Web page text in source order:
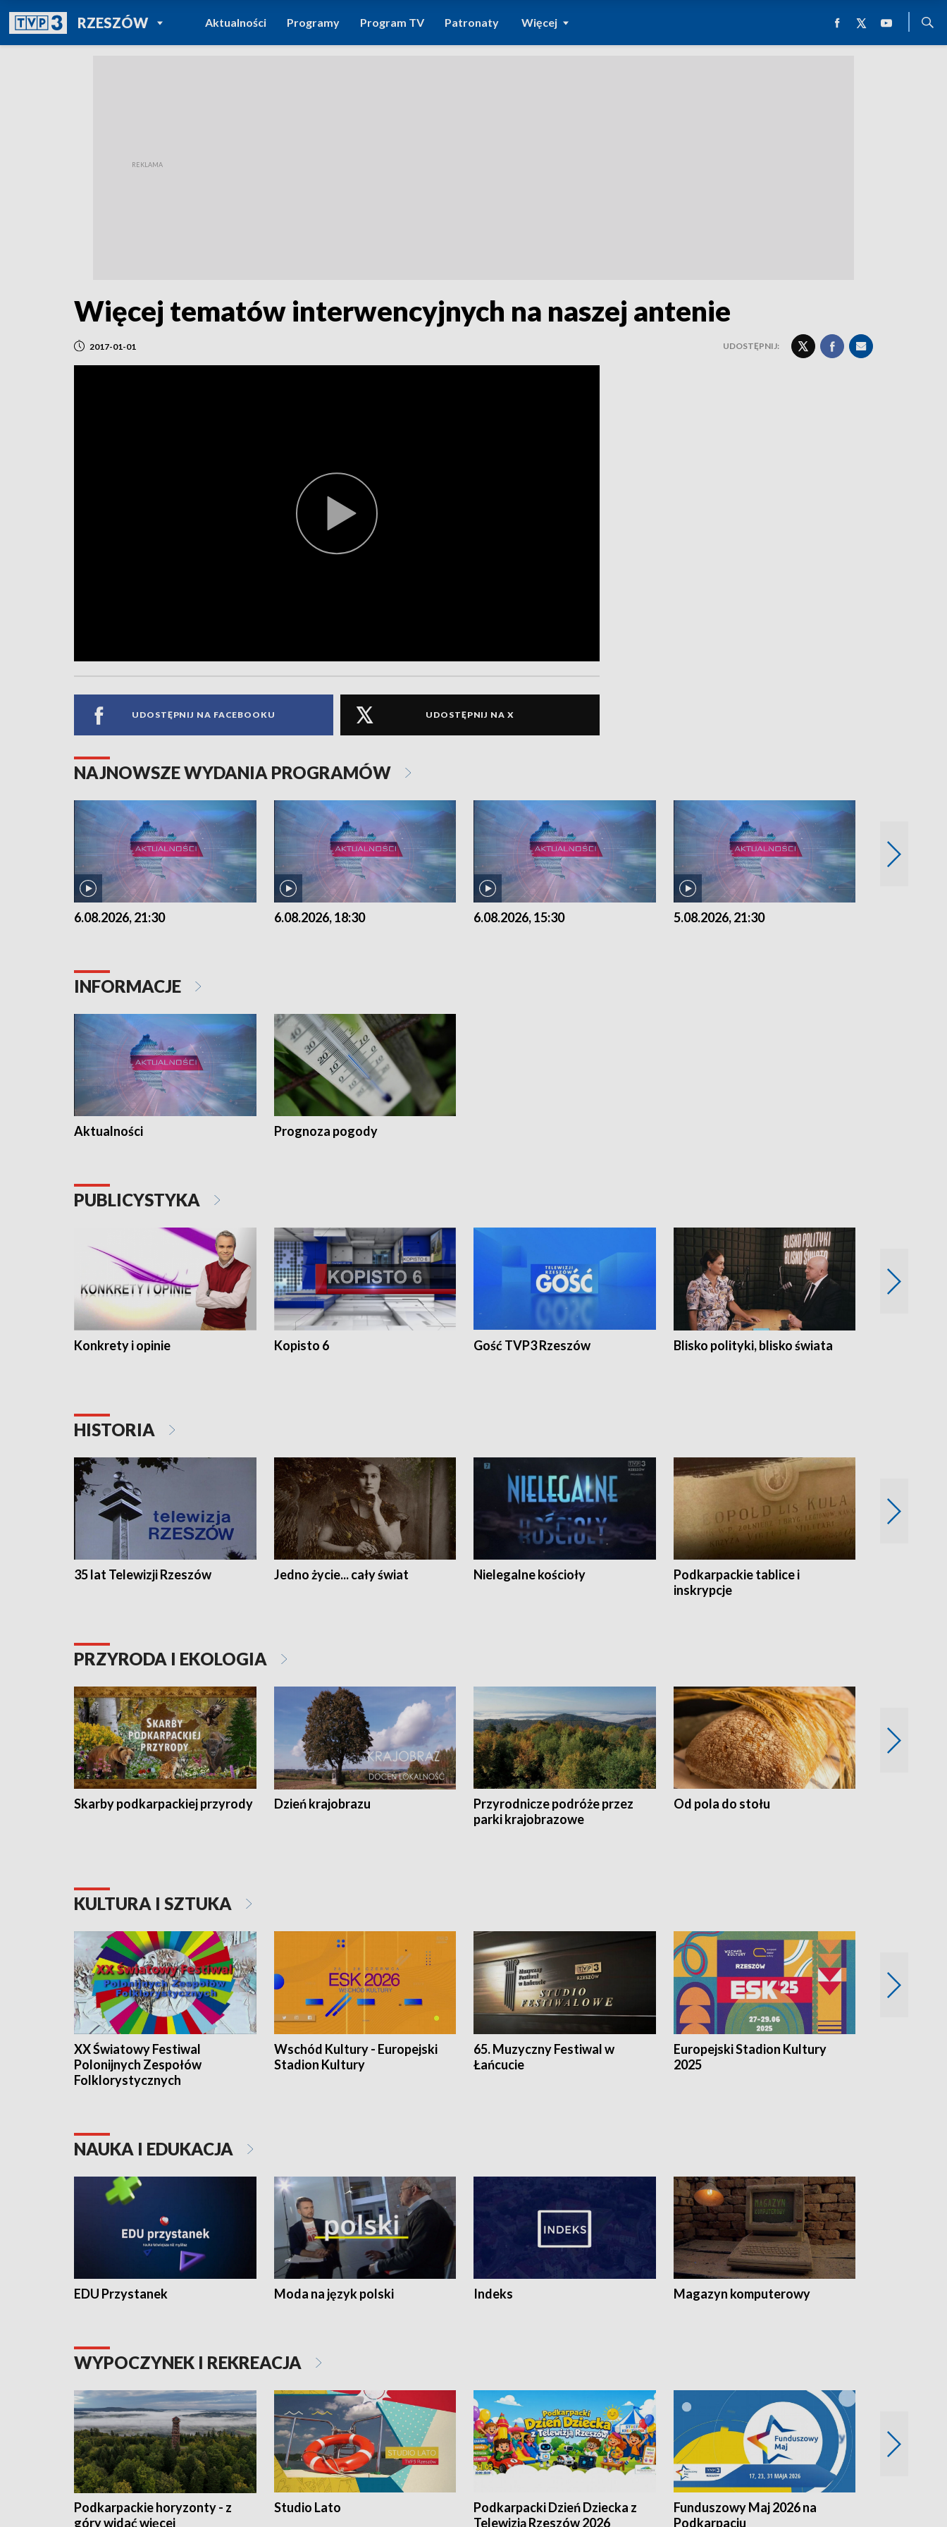
RZESZÓWPOWRÓT DO
TVP REGIONY
Aktualności Programy Program TV Patronaty Więcej
Więcej tematów interwencyjnych na naszej antenie
2017-01-01 UDOSTĘPNIJ:
UDOSTĘPNIJ NA FACEBOOKU UDOSTĘPNIJ NA X
NAJNOWSZE WYDANIA PROGRAMÓW
6.08.2026, 21:30 6.08.2026, 18:30 6.08.2026, 15:30 5.08.2026, 21:30
INFORMACJE
Aktualności Prognoza pogody
PUBLICYSTYKA
Konkrety i opinie Kopisto 6 Gość TVP3 Rzeszów Blisko polityki, blisko świata
HISTORIA
35 lat Telewizji Rzeszów Jedno życie... cały świat Nielegalne kościoły
Podkarpackie tablice i
inskrypcje
PRZYRODA I EKOLOGIA
Skarby podkarpackiej przyrody Dzień krajobrazu
Przyrodnicze podróże przez
parki krajobrazowe
Od pola do stołu
KULTURA I SZTUKA
XX Światowy Festiwal
Polonijnych Zespołów
Folklorystycznych
Wschód Kultury - Europejski
Stadion Kultury
65. Muzyczny Festiwal w
Łańcucie
Europejski Stadion Kultury
2025
NAUKA I EDUKACJA
EDU Przystanek Moda na język polski Indeks Magazyn komputerowy
WYPOCZYNEK I REKREACJA
Podkarpackie horyzonty - z
góry widać więcej
Studio Lato
Podkarpacki Dzień Dziecka z
Telewizją Rzeszów 2026
Funduszowy Maj 2026 na
Podkarpaciu